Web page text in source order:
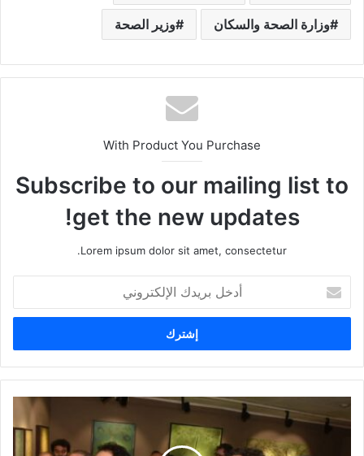
وزارة الصحة والسكان وزير الصحة
With Product You Purchase
Subscribe to our mailing list to
get the new updates!
Lorem ipsum dolor sit amet, consectetur.
خ
ب
ر
د
ك